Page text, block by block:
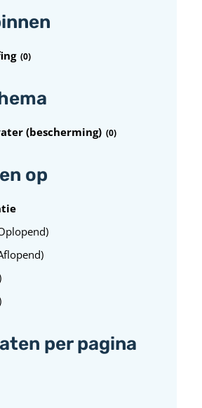
(0)
(bescherming) (0)
op
per pagina